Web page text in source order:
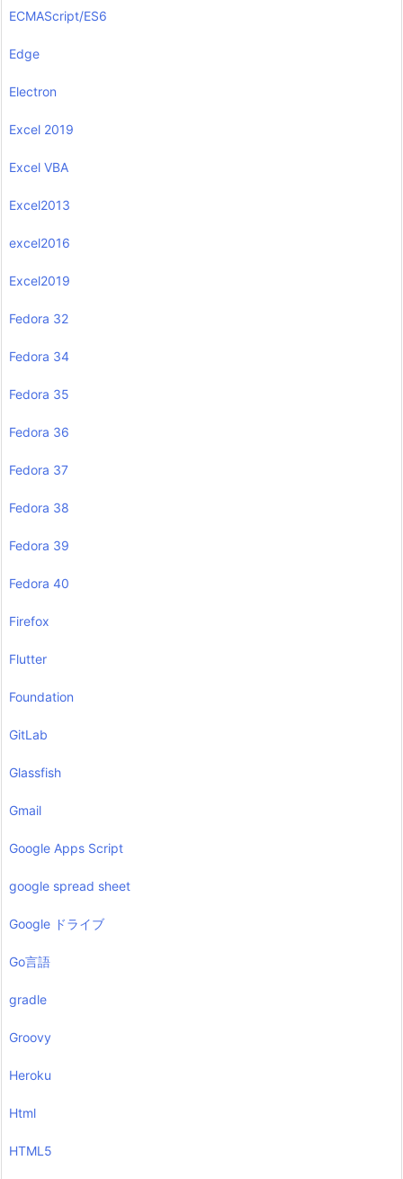
ECMAScript/ES6
Edge
Electron
Excel 2019
Excel VBA
Excel2013
excel2016
Excel2019
Fedora 32
Fedora 34
Fedora 35
Fedora 36
Fedora 37
Fedora 38
Fedora 39
Fedora 40
Firefox
Flutter
Foundation
GitLab
Glassfish
Gmail
Google Apps Script
google spread sheet
Google ドライブ
Go言語
gradle
Groovy
Heroku
Html
HTML5